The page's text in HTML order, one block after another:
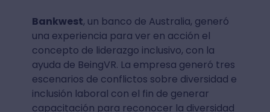
Bankwest, un banco de Australia, generó
una experiencia para ver en acción el
concepto de liderazgo inclusivo, con la
ayuda de BeingVR. La empresa generó tres
escenarios de conflictos sobre diversidad e
inclusión laboral con el fin de generar
capacitación para reconocer la diversidad